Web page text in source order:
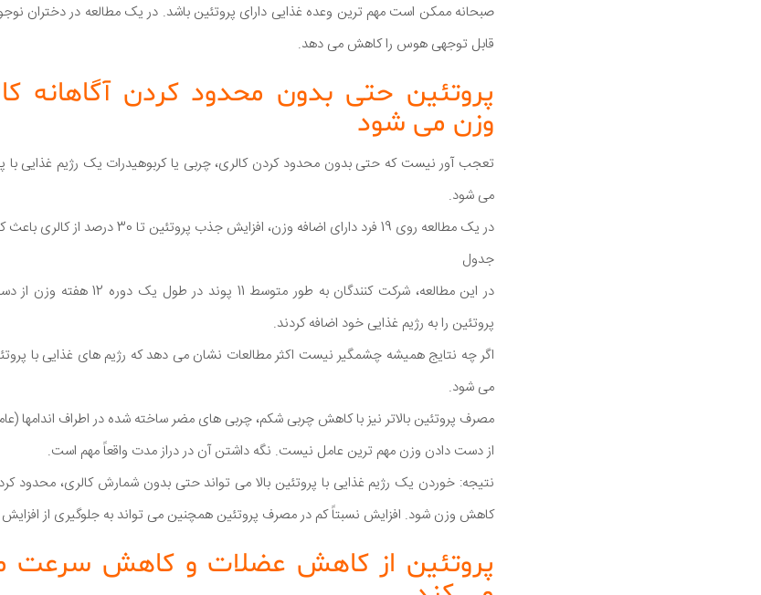
صبحانه ممکن است مهم ترین وعده غذایی دارای پروتئین باشد. در یک مطالعه در دختران
قابل توجهی هوس را کاهش می دهد.
پروتئین حتی بدون محدود کردن آگاهانه
وزن می شود
تعجب آور نیست که حتی بدون محدود کردن کالری، چربی یا کربوهیدرات یک رژیم غذایی با
می شود.
در یک مطالعه روی 19 فرد دارای اضافه وزن، افزایش جذب پروتئین تا 30 درصد از کالری باعث کاهش چشمگیر در مصرف کالری شد.
جدول
در این مطالعه، شرکت کنندگان به
پروتئین را به رژیم غذایی خود اضافه کردند.
اگر چه نتایج همیشه چشمگیر نیست اکثر مطالعات نشان می دهد که رژیم های غذایی با
می شود.
مصرف پروتئین بالاتر نیز با کاهش چربی شکم، چربی های مضر ساخته شده در اطراف اندامها
از دست دادن وزن مهم ترین عامل نیست. نگه داشتن آن در دراز مدت واقعاً مهم است.
نتیجه: خوردن یک رژیم غذایی با پروتئین بالا می تواند حتی بدون شمارش کالری، محدود
کاهش وزن شود. افزایش نسبتاً کم در مصرف پروتئین همچنین می تواند به جلوگیری از
پروتئین از کاهش عضلات و کاهش سرعت